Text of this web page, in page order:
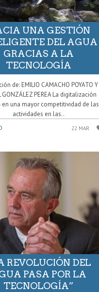
UNA GESTIÓN
DEL AGUA
GRACIAS A LA
TECNOLOGÍA
de: EMILIO CAMACHO POYATO Y
GONZÁLEZ PEREA La digitalización
en una mayor competitividad de las
actividades en las..
22 MAR
REVOLUCIÓN DEL
PASA POR LA
TECNOLOGÍA”